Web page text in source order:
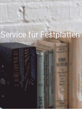
Service für